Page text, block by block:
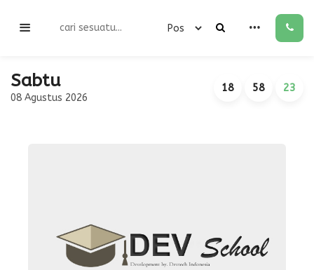
Sabtu
08 Agustus 2026
18 58 23